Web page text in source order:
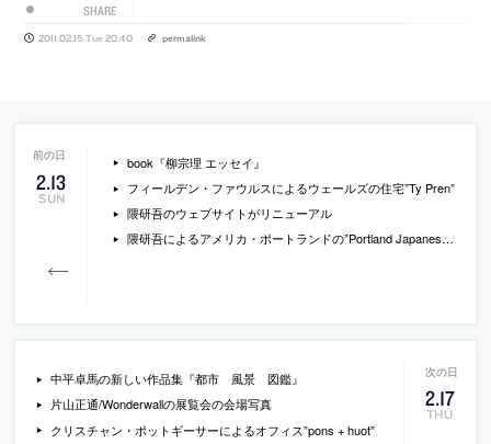
SHARE
2011.02.15 Tue 20:40 permalink
2.13
SUN
book『柳宗理 エッセイ』
フィールデン・ファウルスによるウェールズの住宅”Ty Pren”
隈研吾のウェブサイトがリニューアル
隈研吾によるアメリカ・ポートランドの”Portland Japanese Garden”の新施設
2.17
THU
中平卓馬の新しい作品集『都市 風景 図鑑』
片山正通/Wonderwallの展覧会の会場写真
クリスチャン・ポットギーサーによるオフィス”pons + huot”